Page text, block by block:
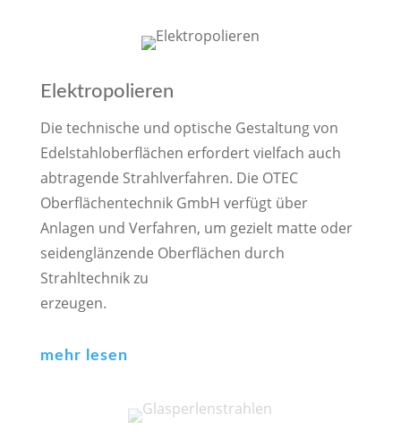
Elektropolieren
Die technische und optische Gestaltung von
Edelstahloberflächen erfordert vielfach auch
abtragende Strahlverfahren. Die OTEC
Oberflächentechnik GmbH verfügt über
Anlagen und Verfahren, um gezielt matte oder
seidenglänzende Oberflächen durch
Strahltechnik zu
erzeugen.
mehr lesen